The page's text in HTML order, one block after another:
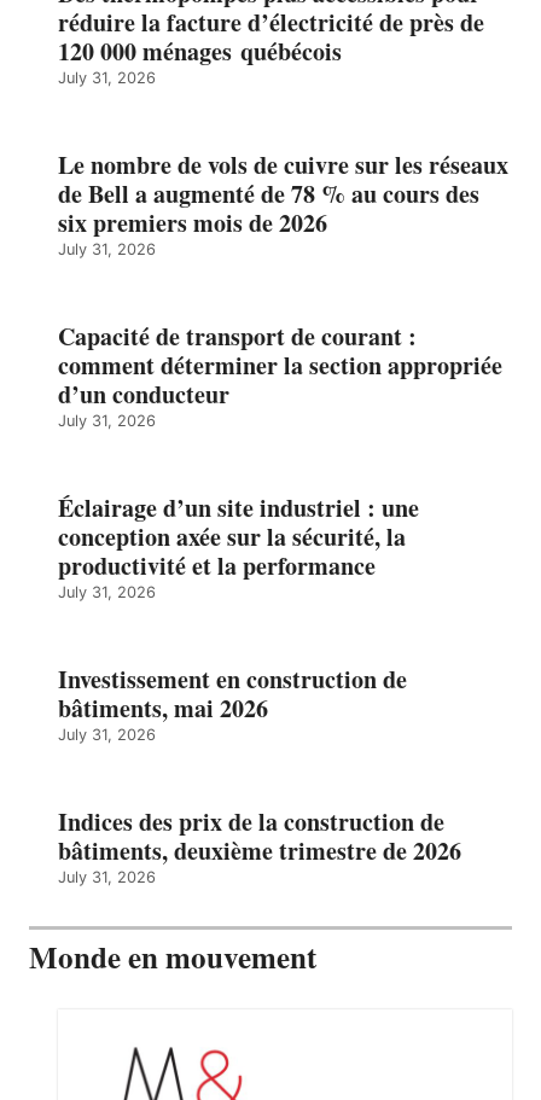
réduire la facture d’électricité de près de
120 000 ménages québécois
July 31, 2026
Le nombre de vols de cuivre sur les réseaux
de Bell a augmenté de 78 % au cours des
six premiers mois de 2026
July 31, 2026
Capacité de transport de courant :
comment déterminer la section appropriée
d’un conducteur
July 31, 2026
Éclairage d’un site industriel : une
conception axée sur la sécurité, la
productivité et la performance
July 31, 2026
Investissement en construction de
bâtiments, mai 2026
July 31, 2026
Indices des prix de la construction de
bâtiments, deuxième trimestre de 2026
July 31, 2026
Monde en mouvement